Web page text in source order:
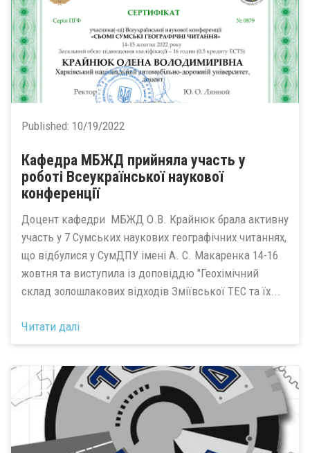
Published: 10/19/2022
Кафедра МБЖД прийняла участь у
роботі Всеукраїнської наукової
конференції
Доцент кафедри МБЖД О.В. Крайнюк брала активну
участь у 7 Сумських наукових географічних читаннях,
що відбулися у СумДПУ імені А. С. Макаренка 14-16
жовтня та виступила із доповіддю "Геохімічний
склад золошлакових відходів Зміївської ТЕС та їх...
Читати далі